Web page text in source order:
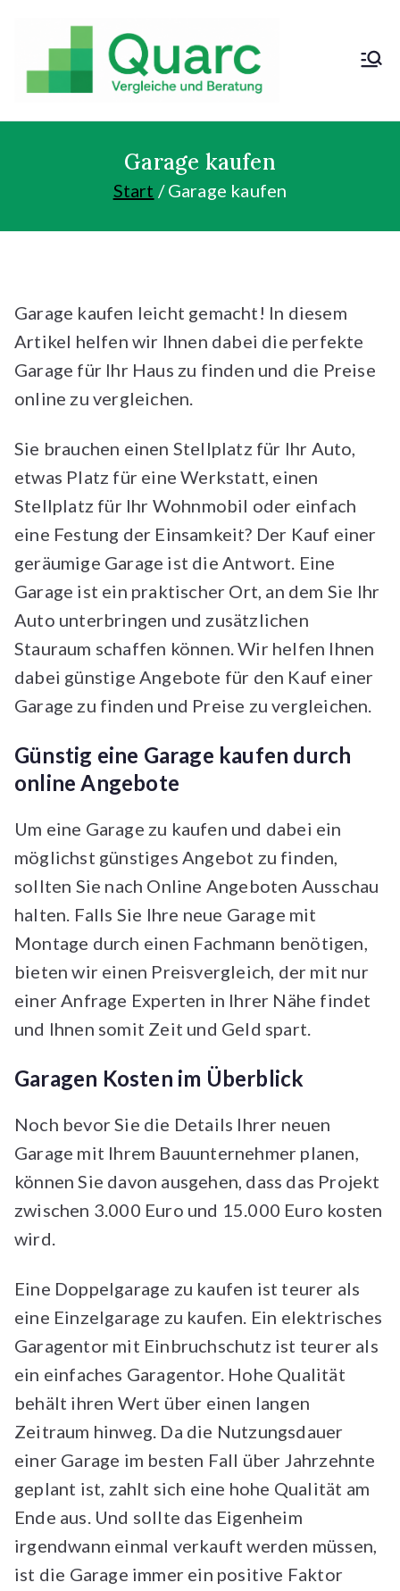
springen
Kosten sparen
Garage kaufen
Start Garage kaufen
Garage kaufen leicht gemacht! In diesem
Artikel helfen wir Ihnen dabei die perfekte
Garage für Ihr Haus zu finden und die Preise
online zu vergleichen.
Sie brauchen einen Stellplatz für Ihr Auto,
etwas Platz für eine Werkstatt, einen
Stellplatz für Ihr Wohnmobil oder einfach
eine Festung der Einsamkeit? Der Kauf einer
geräumige Garage ist die Antwort. Eine
Garage ist ein praktischer Ort, an dem Sie Ihr
Auto unterbringen und zusätzlichen
Stauraum schaffen können. Wir helfen Ihnen
dabei günstige Angebote für den Kauf einer
Garage zu finden und Preise zu vergleichen.
Günstig eine Garage kaufen durch
online Angebote
Um eine Garage zu kaufen und dabei ein
möglichst günstiges Angebot zu finden,
sollten Sie nach Online Angeboten Ausschau
halten. Falls Sie Ihre neue Garage mit
Montage durch einen Fachmann benötigen,
bieten wir einen Preisvergleich, der mit nur
einer Anfrage Experten in Ihrer Nähe findet
und Ihnen somit Zeit und Geld spart.
Garagen Kosten im Überblick
Noch bevor Sie die Details Ihrer neuen
Garage mit Ihrem Bauunternehmer planen,
können Sie davon ausgehen, dass das Projekt
zwischen 3.000 Euro und 15.000 Euro kosten
wird.
Eine Doppelgarage zu kaufen ist teurer als
eine Einzelgarage zu kaufen. Ein elektrisches
Garagentor mit Einbruchschutz ist teurer als
ein einfaches Garagentor. Hohe Qualität
behält ihren Wert über einen langen
Zeitraum hinweg. Da die Nutzungsdauer
einer Garage im besten Fall über Jahrzehnte
geplant ist, zahlt sich eine hohe Qualität am
Ende aus. Und sollte das Eigenheim
irgendwann einmal verkauft werden müssen,
ist die Garage immer ein positive Faktor